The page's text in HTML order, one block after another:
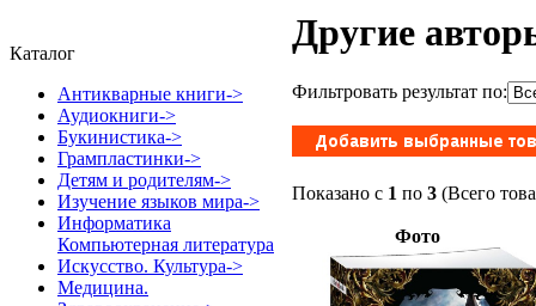
Каталог
Антикварные книги->
Аудиокниги->
Букинистика->
Грампластинки->
Детям и родителям->
Изучение языков мира->
Информатика
Компьютерная литература
Искусство. Культура->
Медицина.
Другие
Фильтровать результат по:
Показано с 1 по 3 (Всего
Фото